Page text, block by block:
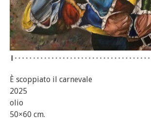
È scoppiato il carnevale
2025
olio
50×60 cm.